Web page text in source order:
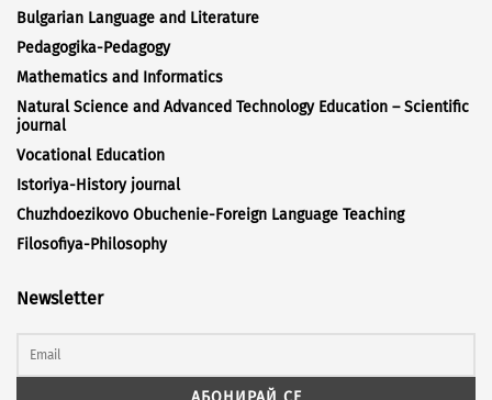
Bulgarian Language and Literature
Pedagogika-Pedagogy
Mathematics and Informatics
Natural Science and Advanced Technology Education – Scientific
journal
Vocational Education
Istoriya-History journal
Chuzhdoezikovo Obuchenie-Foreign Language Teaching
Filosofiya-Philosophy
Newsletter